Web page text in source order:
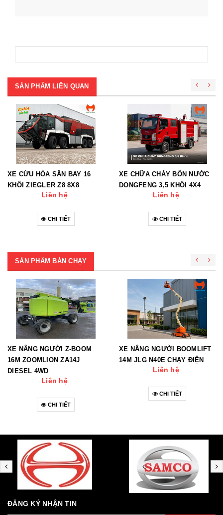
SẢN PHẨM LIÊN QUAN
XE CỨU HỎA SÂN BAY 16
KHỐI ZIEGLER Z8 8X8
Liên hệ
CHI TIẾT
XE CHỮA CHÁY BỒN NƯỚC
DONGFENG 3,5 KHỐI 4X4
Liên hệ
CHI TIẾT
SẢN PHẨM BÁN CHẠY
XE NÂNG NGƯỜI Z-BOOM
16M ZOOMLION ZA14J
DIESEL 4WD
Liên hệ
CHI TIẾT
XE NÂNG NGƯỜI BOOMLIFT
14M JLG N40E CHẠY ĐIỆN
Liên hệ
CHI TIẾT
ĐĂNG KÝ NHẬN TIN